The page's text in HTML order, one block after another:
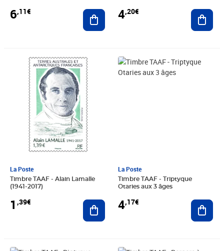
6,11€ Ajouter au panier
4,20€
La Poste
Timbre TAAF - Alain Lamalle
(1941-2017)
1 ,39€
Prix 1,39€
Ajouter au panier
La Poste
Timbre TAAF - Triptyque
Otaries aux 3 âges
4,17€
Prix 4,17€